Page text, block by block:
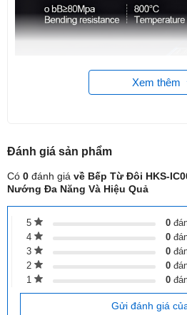
1. Số lượng vùng nấu
Bếp được trang bị2 vùng nấu (2
Xem thêm
Đánh giá sản phẩm
Có 0 đánh giá về Bếp Từ Đôi HKS-
Nướng Đa Năng Và Hiệu Quả
5 0
4
0
3
0
2
0
1
0
Gửi đánh giá